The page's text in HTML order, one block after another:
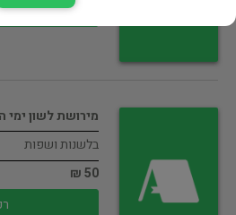
מירושת לשון ימי
בלשנות ושפות
50 ₪